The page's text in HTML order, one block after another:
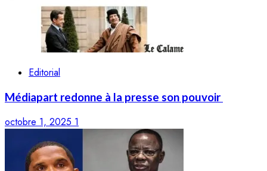
Editorial
Médiapart redonne à la presse son pouvoir
octobre 1, 2025 1